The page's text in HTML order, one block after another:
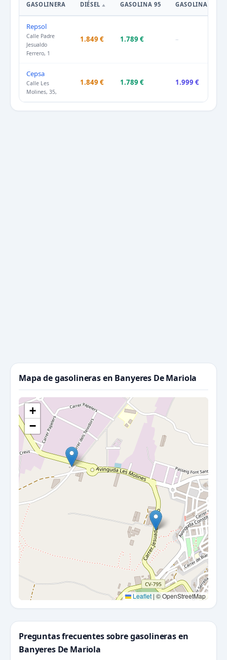
GASOLINERA DIÉSEL GASOLINA 95 GASOLINA 98
Repsol
Calle Padre
Jesualdo
Ferrero, 1
1.849 € 1.789 € –
Cepsa
Calle Les
Molines, 35,
1.849 € 1.789 € 1.999 €
Mapa de gasolineras en Banyeres De Mariola
+
−
Leaflet | © OpenStreetMap
Preguntas frecuentes sobre gasolineras en
Banyeres De Mariola